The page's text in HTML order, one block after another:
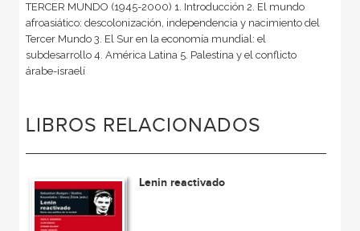
TERCER MUNDO (1945-2000) 1. Introducción 2. El mundo
afroasiático: descolonización, independencia y nacimiento del
Tercer Mundo 3. El Sur en la economía mundial: el
subdesarrollo 4. América Latina 5. Palestina y el conflicto
árabe-israelí
LIBROS RELACIONADOS
Lenin reactivado